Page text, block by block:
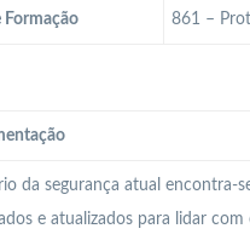
Formação 861 –
da segurança atual encontra-
e atualizados para lidar